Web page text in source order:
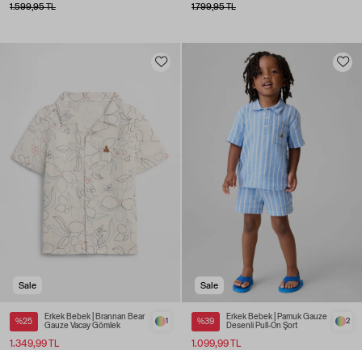
1.599,95 TL 1.799,95 TL
Sale
%25
Erkek Bebek | Brannan Bear
Gauze Vacay Gömlek
1.349,99 TL
1
Sale
%39
Erkek Bebek | Pamuk Gauze
Desenli Pull-On Şort
1.099,99 TL
2